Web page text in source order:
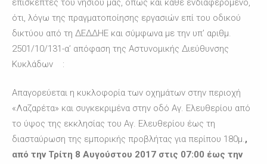
ότι, λόγω της πραγματοποίησης εργασιών επί του οδικού
δικτύου από τη ΔΕΔΔΗΕ και σύμφωνα με την υπ’ αριθμ.
2501/10/131-α’ απόφαση της Αστυνομικής Διεύθυνσης
Κυκλάδων :
Απαγορεύεται η κυκλοφορία των οχημάτων στην περιοχή
«Λαζαρέτα» και συγκεκριμένα στην οδό Αγ. Ελευθερίου από
το ύψος της εκκλησίας του Αγ. Ελευθερίου έως τη
διασταύρωση της εμπορικής προβλήτας για περίπου 180μ.,
από την Τρίτη 8 Αυγούστου 2017 στις 07:00 έως την